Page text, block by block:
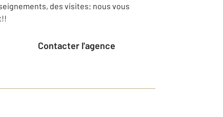
des visites; nous vous
Contacter l'agence